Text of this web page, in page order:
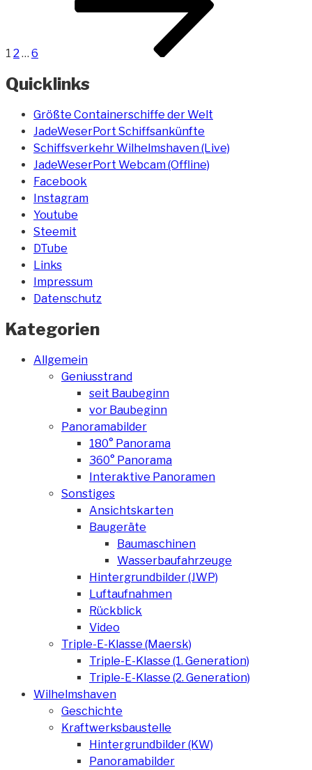
1 2 … 6
Quicklinks
Größte Containerschiffe der Welt
JadeWeserPort Schiffsankünfte
Schiffsverkehr Wilhelmshaven (Live)
JadeWeserPort Webcam (Offline)
Facebook
Instagram
Youtube
Steemit
DTube
Links
Impressum
Datenschutz
Kategorien
Allgemein
Geniusstrand
seit Baubeginn
vor Baubeginn
Panoramabilder
180° Panorama
360° Panorama
Interaktive Panoramen
Sonstiges
Ansichtskarten
Baugeräte
Baumaschinen
Wasserbaufahrzeuge
Hintergrundbilder (JWP)
Luftaufnahmen
Rückblick
Video
Triple-E-Klasse (Maersk)
Triple-E-Klasse (1. Generation)
Triple-E-Klasse (2. Generation)
Wilhelmshaven
Geschichte
Kraftwerksbaustelle
Hintergrundbilder (KW)
Panoramabilder